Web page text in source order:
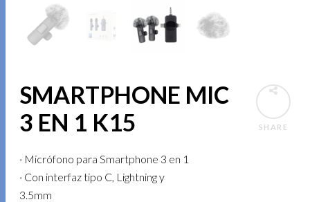
SHARE
SMARTPHONE MIC
3 EN 1 K15
· Micrófono para Smartphone 3 en 1
· Con interfaz tipo C, Lightning y
3.5mm